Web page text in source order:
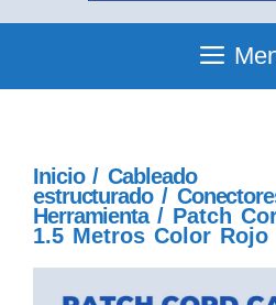
Inicio/Cableado
estructurado/
Herramienta/ Patch
1.5 Metros Color Rojo